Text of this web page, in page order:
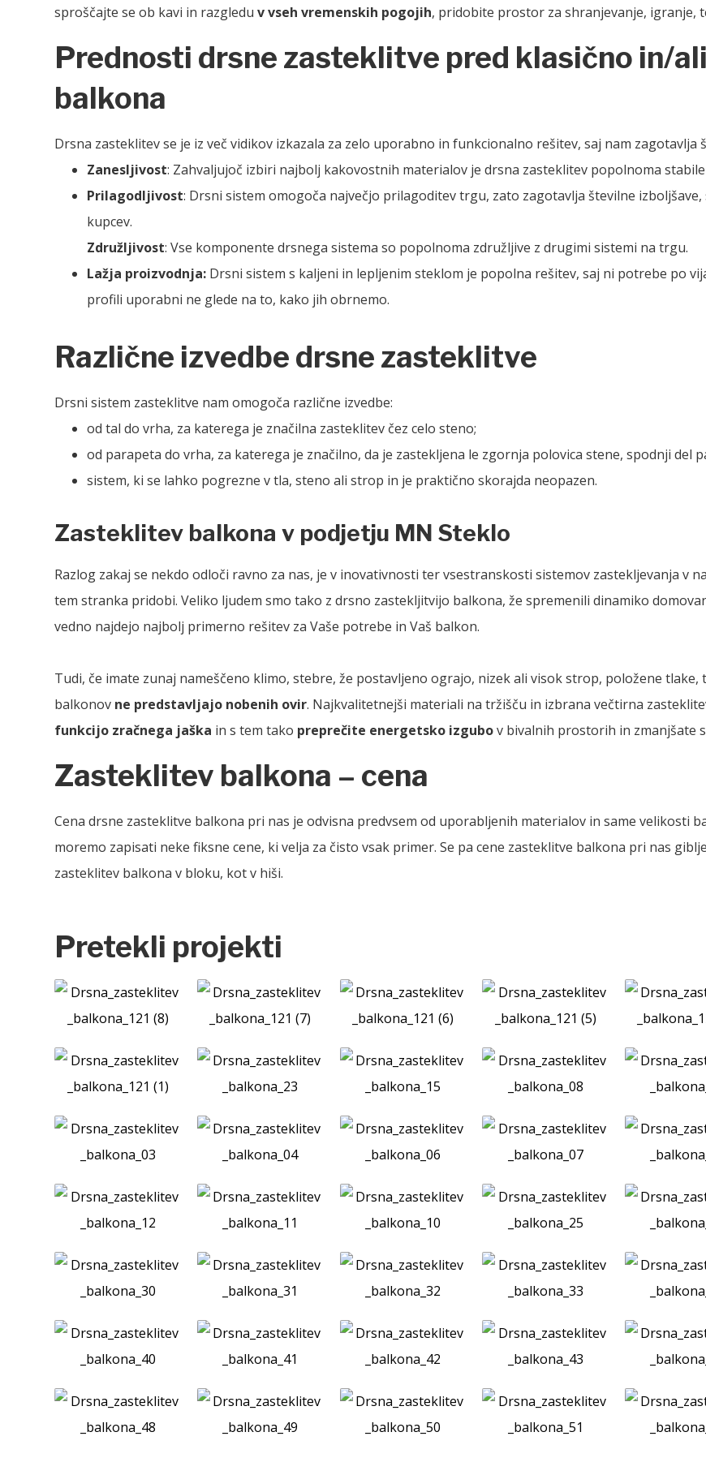
sproščajte se ob kavi in razgleduv vseh vremenskih pogojih, pridobite prostor za shranjevanje, igranje,
Prednosti drsne zasteklitve pred klasično in/
balkona
Drsna zasteklitev se je iz več vidikov izkazala za zelo uporabno in funkcionalno rešitev, saj nam zagotavlja
Zanesljivost: Zahvaljujoč izbiri najbolj kakovostnih materialov je drsna zasteklitev popolnoma
Prilagodljivost: Drsni sistem omogoča največjo prilagoditev trgu, zato zagotavlja številne
kupcev.
Združljivost: Vse komponente drsnega sistema so popolnoma združljive z drugimi sistemi na trgu.
Lažja proizvodnja: Drsni sistem s kaljeni in lepljenim steklom je popolna rešitev, saj ni potrebe po
profili uporabni ne glede na to, kako jih obrnemo.
Različne izvedbe drsne zasteklitve
Drsni sistem zasteklitve nam omogoča različne izvedbe:
od tal do vrha, za katerega je značilna zasteklitev čez celo steno;
od parapeta do vrha, za katerega je značilno, da je zastekljena le zgornja polovica stene, spodnji del
sistem, ki se lahko pogrezne v tla, steno ali strop in je praktično skorajda neopazen.
Zasteklitev balkona v podjetju MN Steklo
Razlog zakaj se nekdo odloči ravno za nas, je v inovativnosti ter vsestranskosti sistemov zastekljevanja v
tem stranka pridobi. Veliko ljudem smo tako z drsno zastekljitvijo balkona, že spremenili dinamiko
vedno najdejo najbolj primerno rešitev za Vaše potrebe in Vaš balkon.
Tudi, če imate zunaj nameščeno klimo, stebre, že postavljeno ograjo, nizek ali visok strop, položene
balkonov ne predstavljajo nobenih ovir. Najkvalitetnejši materiali na tržišču in izbrana večtirna
funkcijo zračnega jaška in s tem tako preprečite energetsko izgubov bivalnih prostorih in zmanjšate
Zasteklitev balkona – cena
Cena drsne zasteklitve balkona pri nas je odvisna predvsem od uporabljenih materialov in same velikosti
moremo zapisati neke fiksne cene, ki velja za čisto vsak primer. Se pa cene zasteklitve balkona pri nas
zasteklitev balkona v bloku, kot v hiši.
Pretekli projekti